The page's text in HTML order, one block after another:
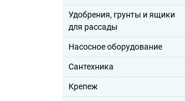
Удобрения, грунты и ящики
для рассады
Насосное оборудование
Сантехника
Крепеж